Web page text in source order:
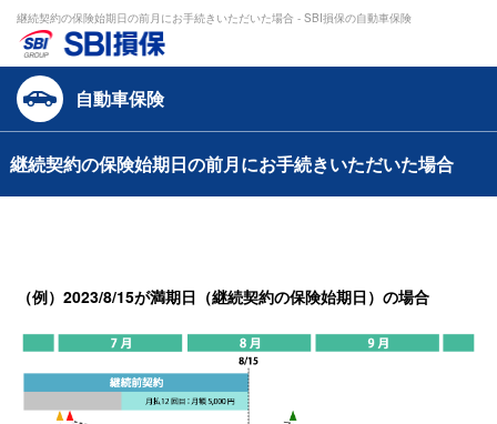
継続契約の保険始期日の前月にお手続きいただいた場合 - SBI損保の自動車保険
自動車保険
継続契約の保険始期日の前月にお手続きいただいた場合
（例）2023/8/15が満期日（継続契約の保険始期日）の場合